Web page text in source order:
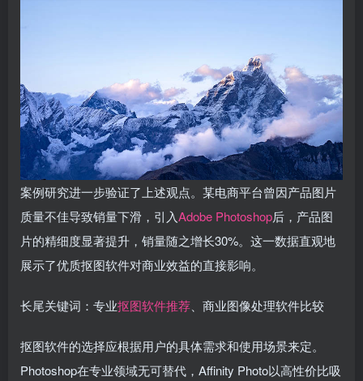
案例研究进一步验证了上述观点。某电商平台曾因产品图片
质量不佳导致销量下滑，引入Adobe Photoshop后，产品图
片的精细度显著提升，销量随之增长30%。这一数据直观地
展示了优质抠图软件对商业效益的直接影响。
长尾关键词：专业抠图软件推荐 、商业图像处理软件比较
抠图软件的选择应根据用户的具体需求和使用场景来定。
Photoshop在专业领域无可替代，Affinity Photo以高性价比吸